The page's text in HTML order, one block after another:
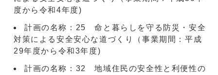
度から令和4年度)
計画の名称：25 命と暮らしを守る防災・安全
対策による安全安心な道づくり（事業期間：平成
29年度から令和3年度)
計画の名称：32 地域住民の安全性と利便性の